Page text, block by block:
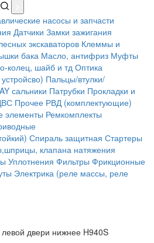
насосы и запчасти
Датчики Замки зажигания
экскаваторов Клеммы и
бака Масло, антифриз Муфты
колец, шайб и тд Оптика
Пальцы/втулки/
сальники Патрубки Прокладки и
Прочее РВД (комплектующие)
элементы Ремкомплекты
Спираль защитная Стартеры
клапана натяжения
Уплотнения Фильтры Фрикционные
Электрика (реле массы, реле
двери нижнее H940S